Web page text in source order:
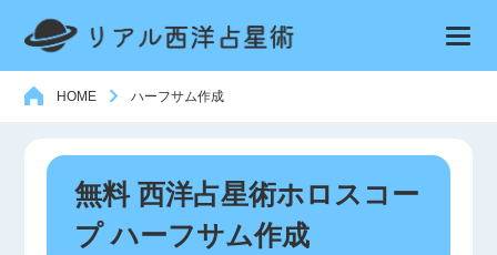
HOME ハーフサム作成
無料 西洋占星術ホロスコー
プ ハーフサム作成